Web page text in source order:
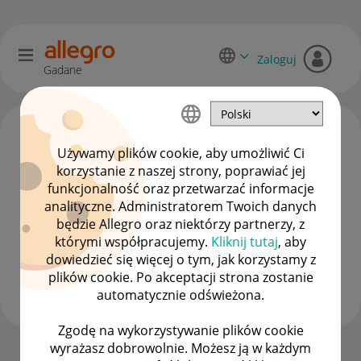
Używamy plików cookie, aby umożliwić Ci
korzystanie z naszej strony, poprawiać jej
funkcjonalność oraz przetwarzać informacje
analityczne. Administratorem Twoich danych
będzie Allegro oraz niektórzy partnerzy, z
którymi współpracujemy. Kliknij tutaj, aby
dowiedzieć się więcej o tym, jak korzystamy z
plików cookie. Po akceptacji strona zostanie
automatycznie odświeżona.
Zgodę na wykorzystywanie plików cookie
wyrażasz dobrowolnie. Możesz ją w każdym
Gadane
Zaloguj
Mariusz0084
#9 Pomysłodawca
Strona Główna OPCJE